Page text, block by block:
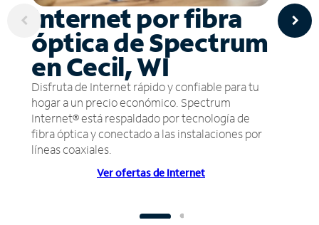
Internet por fibra
óptica de Spectrum
en Cecil, WI
Disfruta de Internet rápido y confiable para tu
hogar a un precio económico. Spectrum
Internet® está respaldado por tecnología de
fibra óptica y conectado a las instalaciones por
líneas coaxiales.
Ver ofertas de Internet